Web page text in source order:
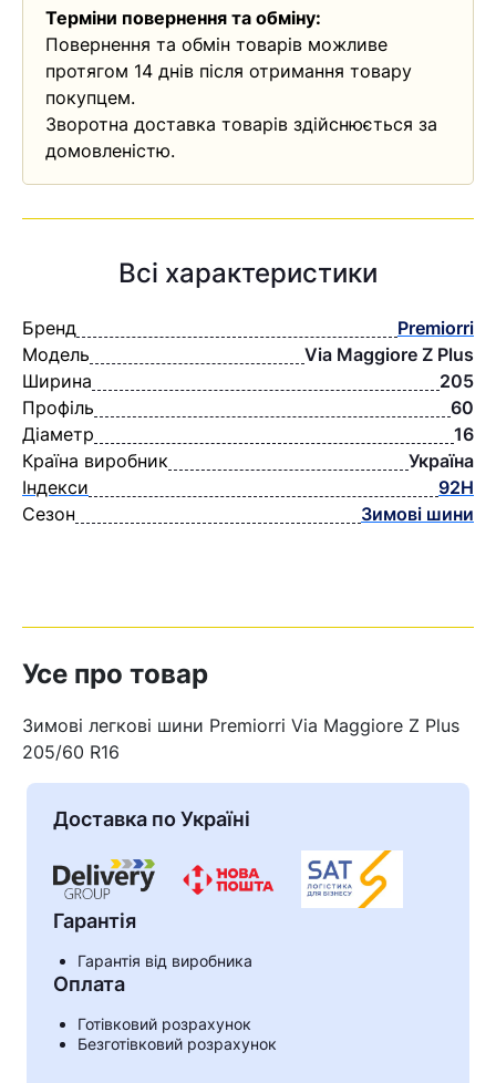
Кошик
У кошику немає товарів.
Терміни повернення та обміну:
Повернення та обмін товарів можливе
протягом 14 днів після отримання товару
покупцем.
Зворотна доставка товарів здійснюється за
домовленістю.
Всі характеристики
Бренд
Premiorri
Модель
Via Maggiore Z Plus
Ширина
205
Профіль
60
Діаметр
16
Країна виробник
Україна
Індекси
92H
Сезон
Зимові шини
Усе про товар
Зимові легкові шини Premiorri Via Maggiore Z Plus
205/60 R16
Доставка по Україні
Гарантія
Гарантія від виробника
Оплата
Готівковий розрахунок
Безготівковий розрахунок